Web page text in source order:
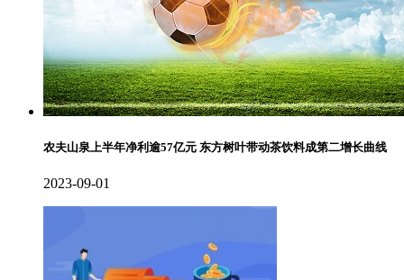
农夫山泉上半年净利逾57亿元 东方树叶带动茶饮料成第二增长曲线
2023-09-01